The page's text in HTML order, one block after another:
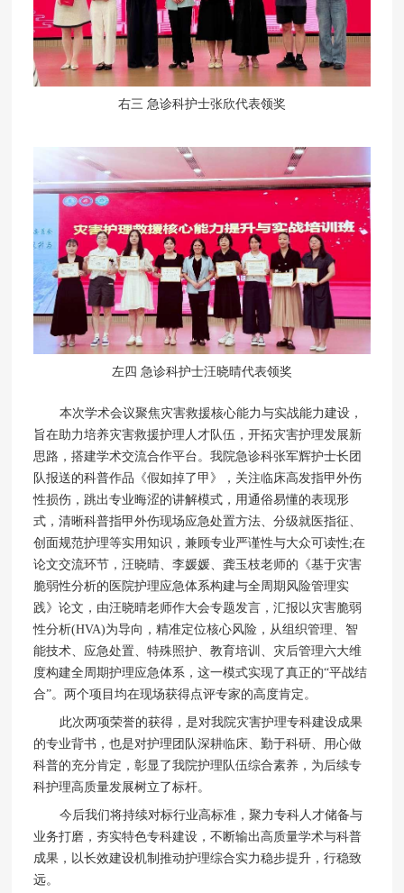
右三 急诊科护士张欣代表领奖
左四 急诊科护士汪晓晴代表领奖
本次学术会议聚焦灾害救援核心能力与实战能力建设，
旨在助力培养灾害救援护理人才队伍，开拓灾害护理发展新
思路，搭建学术交流合作平台。我院急诊科张军辉护士长团
队报送的科普作品《假如掉了甲》，关注临床高发指甲外伤
性损伤，跳出专业晦涩的讲解模式，用通俗易懂的表现形
式，清晰科普指甲外伤现场应急处置方法、分级就医指征、
创面规范护理等实用知识，兼顾专业严谨性与大众可读性;在
论文交流环节，汪晓晴、李媛媛、龚玉枝老师的《基于灾害
脆弱性分析的医院护理应急体系构建与全周期风险管理实
践》论文，由汪晓晴老师作大会专题发言，汇报以灾害脆弱
性分析(HVA)为导向，精准定位核心风险，从组织管理、智
能技术、应急处置、特殊照护、教育培训、灾后管理六大维
度构建全周期护理应急体系，这一模式实现了真正的“平战结
合”。两个项目均在现场获得点评专家的高度肯定。
此次两项荣誉的获得，是对我院灾害护理专科建设成果
的专业背书，也是对护理团队深耕临床、勤于科研、用心做
科普的充分肯定，彰显了我院护理队伍综合素养，为后续专
科护理高质量发展树立了标杆。
今后我们将持续对标行业高标准，聚力专科人才储备与
业务打磨，夯实特色专科建设，不断输出高质量学术与科普
成果，以长效建设机制推动护理综合实力稳步提升，行稳致
远。